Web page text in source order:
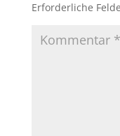
Erforderliche